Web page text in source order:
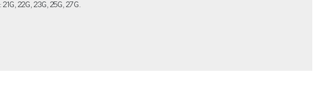
22G, 23G, 25G, 27G.